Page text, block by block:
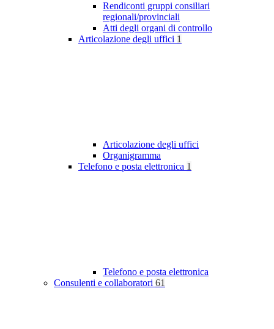
Rendiconti gruppi consiliari
regionali/provinciali
Atti degli organi di controllo
Articolazione degli uffici 1
Articolazione degli uffici
Organigramma
Telefono e posta elettronica 1
Telefono e posta elettronica
Consulenti e collaboratori 61